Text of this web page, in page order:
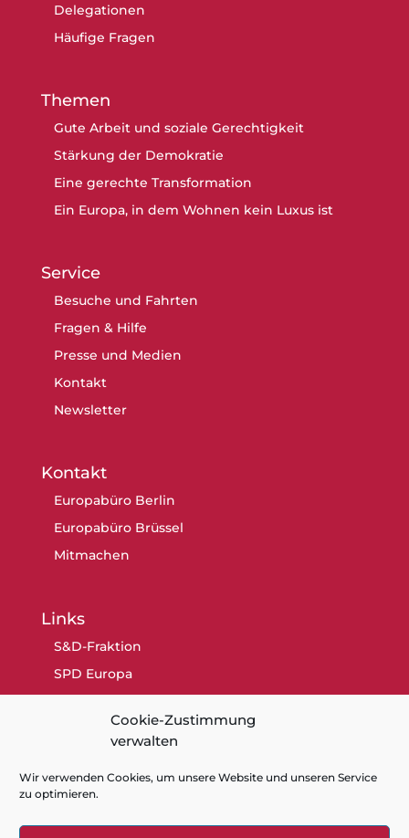
Cookie-Zustimmung
verwalten
Wir verwenden Cookies, um unsere Website und unseren Service
zu optimieren.
Delegationen
Häufige Fragen
Themen
Gute Arbeit und soziale Gerechtigkeit
Stärkung der Demokratie
Eine gerechte Transformation
Ein Europa, in dem Wohnen kein Luxus ist
Service
Besuche und Fahrten
Fragen & Hilfe
Presse und Medien
Kontakt
Newsletter
Kontakt
Europabüro Berlin
Europabüro Brüssel
Mitmachen
Links
S&D-Fraktion
SPD Europa